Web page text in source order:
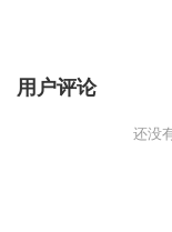
用户评论
还没